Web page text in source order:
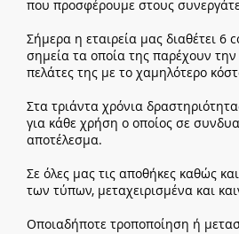
που προσφέρουμε στους
Σήμερα η εταιρεία μας διαθέτει
σημεία τα οποία της παρέχουν
πελάτες της με το χαμηλότερο
Στα τριάντα χρόνια
για κάθε χρήση ο οποίος σε
αποτέλεσμα.
Σε όλες μας τις αποθήκες καθώς
των τύπων, μεταχειρισμένα και
Οποιαδήποτε τροποποίηση ή